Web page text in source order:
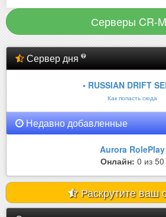
Серверы CR-
Сервер дня
• RUSSIAN DRIFT
Как попасть сюда
Недавно добавленные
Aurora RolePlay
Онлайн: 0 из 50
Раскрутите ваш